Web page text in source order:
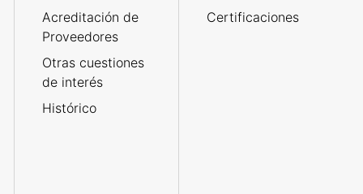
Acreditación de
Proveedores
Otras cuestiones
de interés
Histórico
Certificaciones